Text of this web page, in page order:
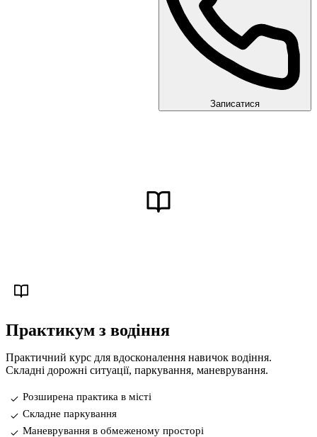
Записатися
Практикум з водіння
Практичний курс для вдосконалення навичок водіння.
Складні дорожні ситуації, паркування, маневрування.
Розширена практика в місті
Складне паркування
Маневрування в обмеженому просторі